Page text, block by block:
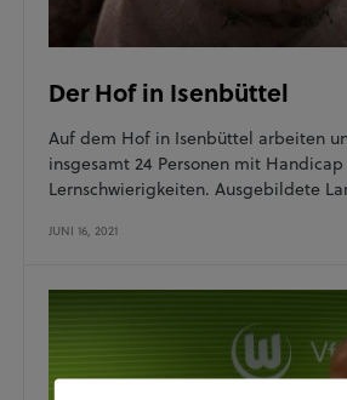
Der Hof in Isenbüttel
Auf dem Hof in Isenbüttel arbeiten
insgesamt 24 Personen mit
Lernschwierigkeiten. Ausgebildete
JUNI 16, 2021